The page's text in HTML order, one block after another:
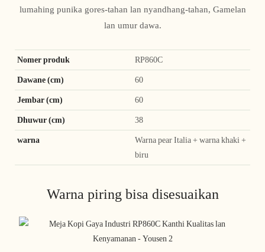
lumahing punika gores-tahan lan nyandhang-tahan, Gamelan
lan umur dawa.
Nomer produk RP860C
Dawane (cm) 60
Jembar (cm) 60
Dhuwur (cm) 38
warna
Warna pear Italia + warna khaki +
biru
Warna piring bisa disesuaikan